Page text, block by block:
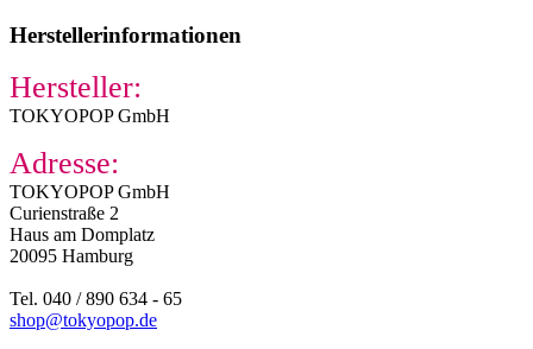
Herstellerinformationen
Hersteller:
TOKYOPOP GmbH
Adresse:
TOKYOPOP GmbH
Curienstraße 2
Haus am Domplatz
20095 Hamburg
Tel. 040 / 890 634 - 65
shop@tokyopop.de